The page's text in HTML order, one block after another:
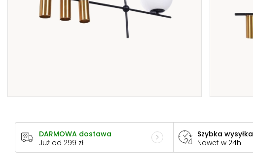
DARMOWA dostawa
Już od 299 zł
Szybka wysyłka
Nawet w 24h